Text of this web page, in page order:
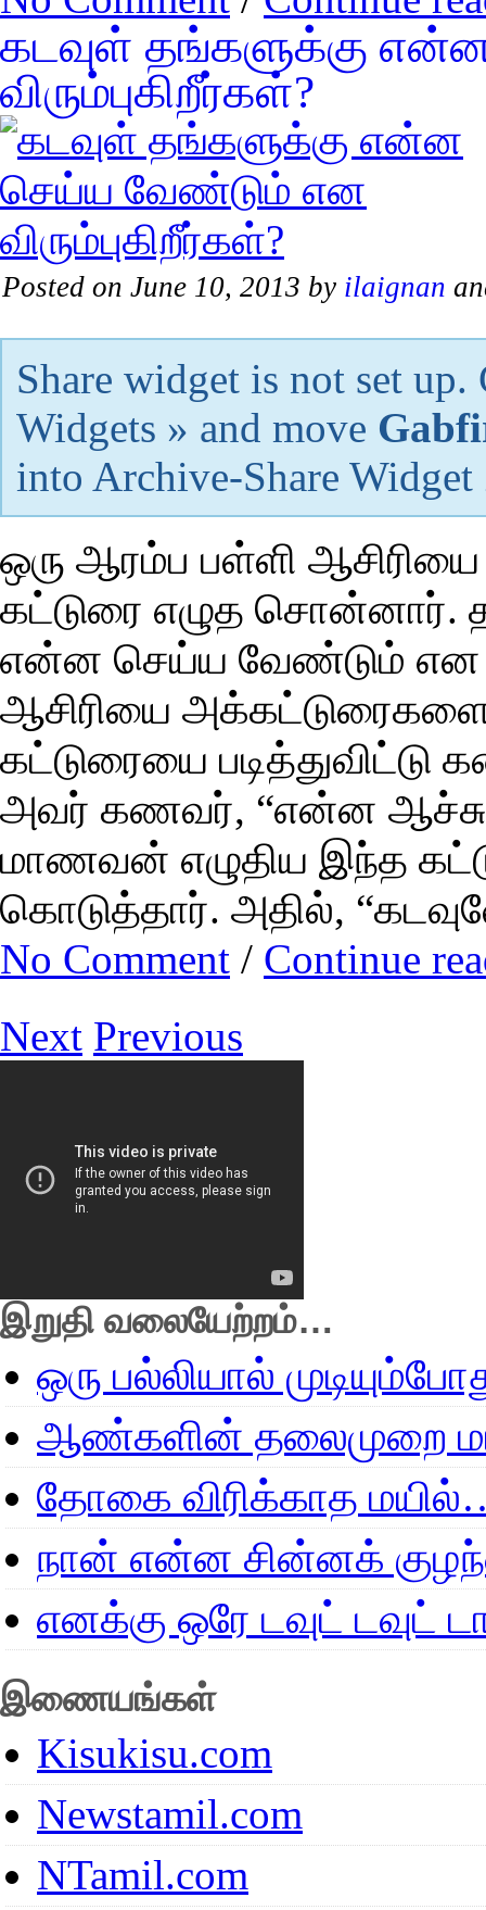
கடவுள் தங்களுக்கு
விரும்புகிறீர்கள்?
Posted on June 10, 2013 by ilaignan
Share widget is not set
Widgets » and move
into Archive-Share Widget
ஒரு ஆரம்ப பள்ளி
கட்டுரை எழுத சொன்னார்.
என்ன செய்ய வேண்டும் என
ஆசிரியை அக்கட்டுரைகளை
கட்டுரையை
அவர் கணவர், “என்ன
மாணவன் எழுதிய இந்த
கொடுத்தார். அதில்,
No Comment / Continue
Next Previous
இறுதி வலையேற்றம்…
ஒரு பல்லியால்
ஆண்களின் தலைமுறை
தோகை விரிக்காத
நான் என்ன சின்னக்
எனக்கு ஒரே டவுட் டவுட்
இணையங்கள்
Kisukisu.com
Newstamil.com
NTamil.com